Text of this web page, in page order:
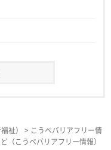
祉） > こうべバリアフリー情
（こうべバリアフリー情報）